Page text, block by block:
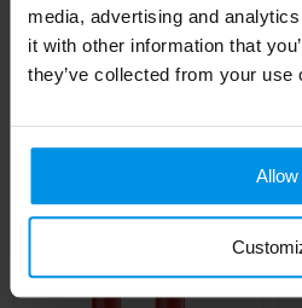
media, advertising and
it with other information that
they’ve collected from your use
Allow
Gerelateerde